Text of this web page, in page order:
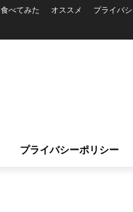
食べてみた オススメ プライバ
プライバシーポリシー